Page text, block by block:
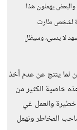
يهملون هذا
لشخص طارت
لا ينسى، وسيظل
لما ينتج عن عدم أخذ
خاصية الكثير من
خطيرة والعمل غي
المخاطر ونهمل